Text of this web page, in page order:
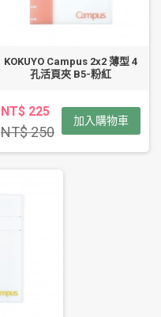
KOKUYO Campus 2x2 薄型 4
孔活頁夾 B5-粉紅
NT$ 225
NT$ 250
加入購物車